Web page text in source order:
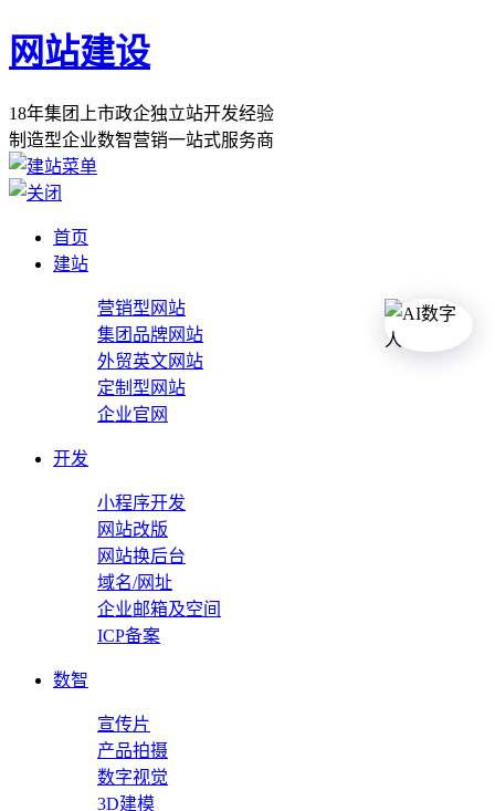
网站建设
18年集团 上市政企独立站开发经验
制 造型企业数智营销一站式服务商
首页
建站
营销型网站
集团品牌网站
外贸英文网站
定制型网站
企业官网
开发
小程序开发
网站改版
网站换后台
域名/网址
企业邮箱及空间
ICP备案
数智
宣传片
产品拍摄
数字视觉
3D建模